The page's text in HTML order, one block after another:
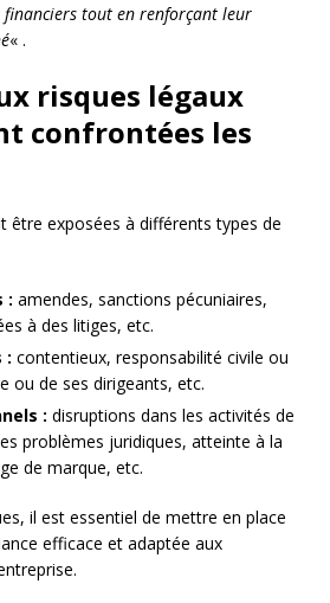
tout en renforçant leur
« .
risques légaux
confrontées les
être exposées à différents types de
: amendes, sanctions pécuniaires,
à des litiges, etc.
: contentieux, responsabilité civile ou
ou de ses dirigeants, etc.
: disruptions dans les activités de
problèmes juridiques, atteinte à la
de marque, etc.
il est essentiel de mettre en place
efficace et adaptée aux